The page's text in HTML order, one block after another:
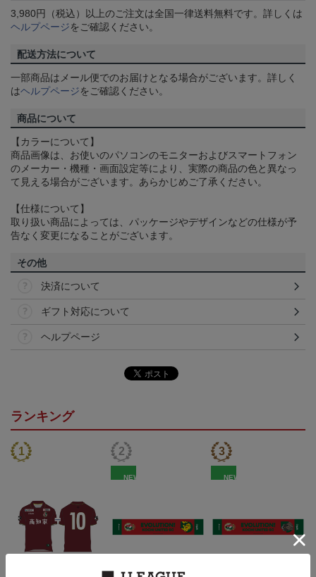
3,980円（税込）以上のご注文は全国一律送料無料です。詳しくは
ヘルプページをご確認ください。
配送方法について
一部商品はメール便でのお届けとなる場合がございます。詳しく
はヘルプページをご確認ください。
商品について
【カラーについて】
商品画像は、お使いのパソコンのモニターおよびスマートフォン
のメーカー・機種・画面設定等により、実際の商品の色と異なっ
て見える場合がございます。あらかじめご了承ください。
【仕様について】
取り扱い商品によっては、パッケージやデザインなどの仕様が予
告なく変更になることがございます。
その他
決済について
ギフト対応について
ヘルプページ
ランキング
NEW NEW